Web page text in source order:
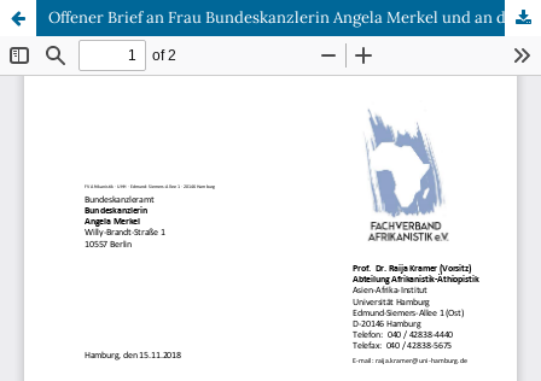
Offener Brief an Frau Bundeskanzlerin Angela Merkel und an den Bundesminister für Wirtschaftliche Zusammenarbeit und Entwicklung Herrn Gerd Müller